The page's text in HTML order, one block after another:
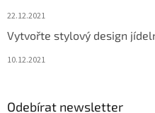
22.12.2021
Vytvořte stylový design
10.12.2021
Odebírat newsletter